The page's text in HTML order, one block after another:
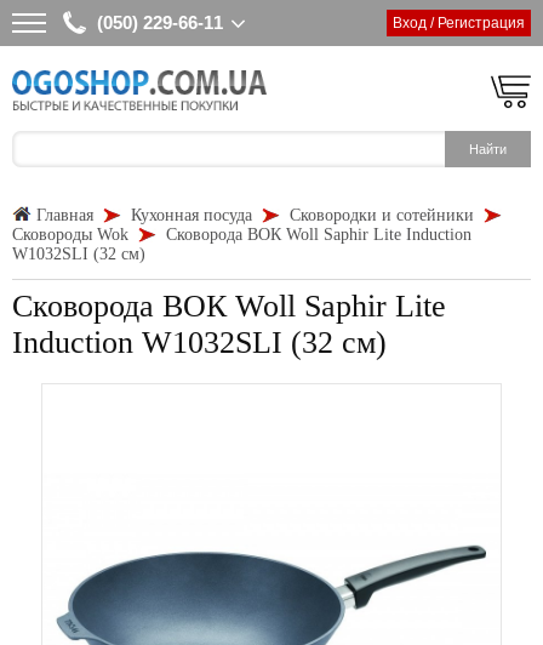
(050) 229-66-11 Вход / Регистрация
Главная Кухонная посуда
Сковородки и сотейники
Сковороды Wok
Сковорода ВОК Woll Saphir Lite Induction
W1032SLI (32 см)
Сковорода ВОК Woll Saphir Lite
Induction W1032SLI (32 см)